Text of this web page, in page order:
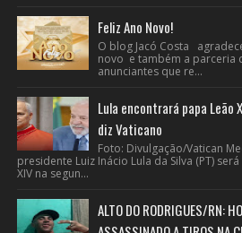
Feliz Ano Novo!
O blog Jacó Costa
novo e também a parceria
anunciantes que re...
Lula encontrará papa Leão
diz Vaticano
Foto: Divulgação/Vatican
presidente Luiz Inácio Lula da Silva (PT)
XIV na segun...
ALTO DO RODRIGUES/RN: